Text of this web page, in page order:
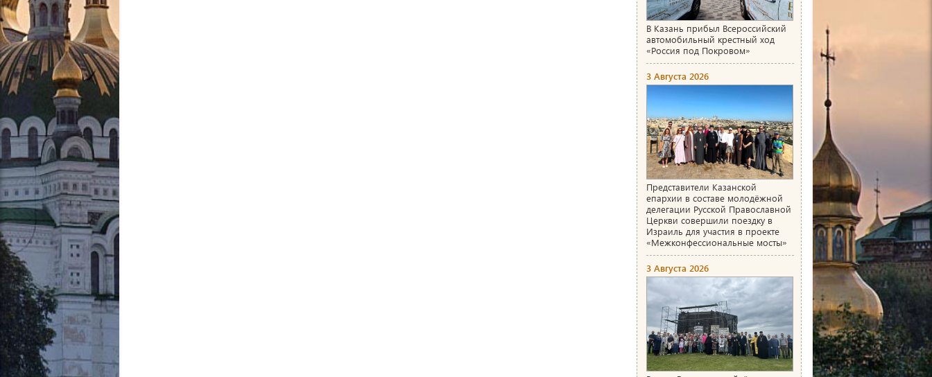
В Казань прибыл Всероссийский
автомобильный крестный ход
«Россия под Покровом»
3 Августа 2026
Представители Казанской
епархии в составе молодёжной
делегации Русской Православной
Церкви совершили поездку в
Израиль для участия в проекте
«Межконфессиональные мосты»
3 Августа 2026